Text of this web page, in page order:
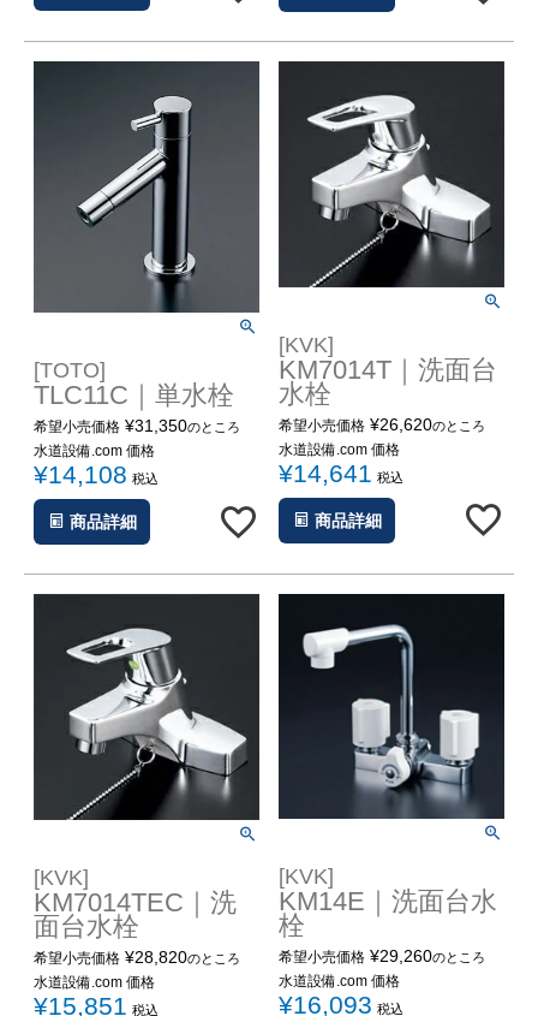
[TOTO]
TLC11C｜単水栓
希望小売価格 ¥31,350のところ
水道設備.com 価格
¥14,108 税込
商品詳細
[KVK]
KM7014T｜洗面台
水栓
希望小売価格 ¥26,620のところ
水道設備.com 価格
¥14,641 税込
商品詳細
[KVK]
KM7014TEC｜洗
面台水栓
希望小売価格 ¥28,820のところ
水道設備.com 価格
¥15,851 税込
[KVK]
KM14E｜洗面台水
栓
希望小売価格 ¥29,260のところ
水道設備.com 価格
¥16,093 税込